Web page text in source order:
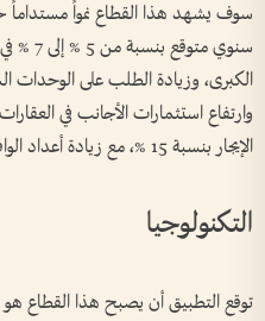
سوف يشهد هذا القطاع نمواً مستداماً
سنوي
الإيجار بنسبة 15 %، مع زيادة أعداد الوافدين.
التكنولوجيا
توقع التطبيق أن يصبح هذا القطاع هو